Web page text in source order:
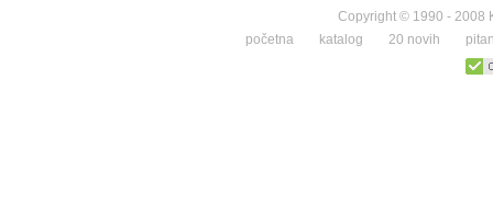
Copyright © 1990 - 2008
početna
katalog 20 novih